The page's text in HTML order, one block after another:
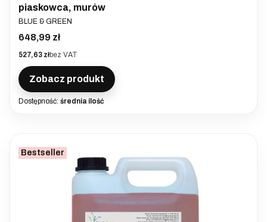
piaskowca, murów
PRODUCENT
BLUE & GREEN
Cena
648,99 zł
Cena
527,63 złbez VAT
Zobacz produkt
Dostępność: średnia ilość
Bestseller